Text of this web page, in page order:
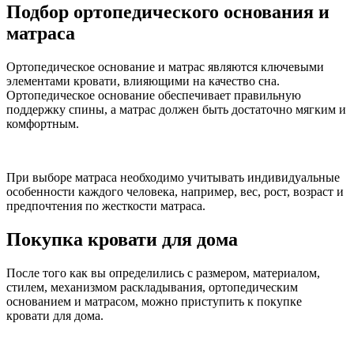
Подбор ортопедического основания и
матраса
Ортопедическое основание и матрас являются ключевыми
элементами кровати, влияющими на качество сна.
Ортопедическое основание обеспечивает правильную
поддержку спины, а матрас должен быть достаточно мягким и
комфортным.
При выборе матраса необходимо учитывать индивидуальные
особенности каждого человека, например, вес, рост, возраст и
предпочтения по жесткости матраса.
Покупка кровати для дома
После того как вы определились с размером, материалом,
стилем, механизмом раскладывания, ортопедическим
основанием и матрасом, можно приступить к покупке
кровати для дома.